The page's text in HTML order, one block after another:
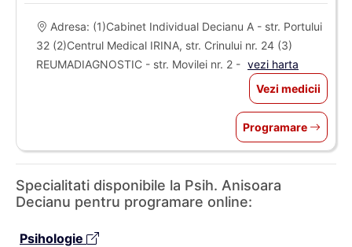
Adresa: (1)Cabinet Individual Decianu A - str. Portului
32 (2)Centrul Medical IRINA, str. Crinului nr. 24 (3)
REUMADIAGNOSTIC - str. Movilei nr. 2 - vezi harta
Vezi medicii
Programare
Specialitati disponibile la Psih. Anisoara
Decianu pentru programare online:
Psihologie